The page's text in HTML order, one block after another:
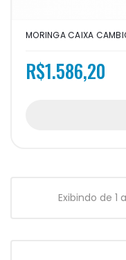
MORINGA CAIXA
R$1.586,20
Exibindo de 1